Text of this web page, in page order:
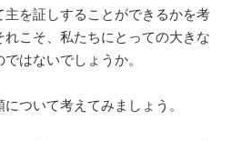
を証しすることができるかを考
こそ、私たちにとっての大きな
はないでしょうか。
ついて考えてみましょう。